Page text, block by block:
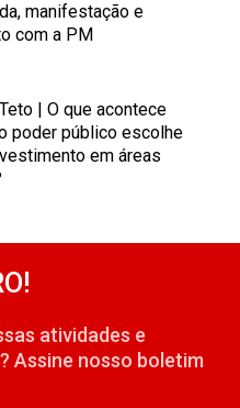
manifestação e
com a PM
| O que acontece
poder público escolhe
em áreas
atividades e
Assine nosso boletim